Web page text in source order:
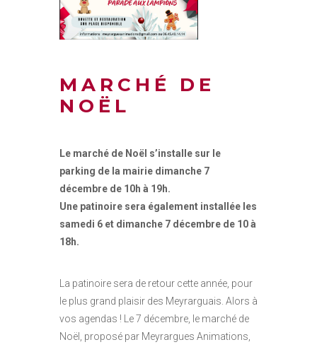
MARCHÉ DE
NOËL
Le marché de Noël s’installe sur le
parking de la mairie dimanche 7
décembre de 10h à 19h.
Une patinoire sera également installée les
samedi 6 et dimanche 7 décembre de 10 à
18h.
La patinoire sera de retour cette année, pour
le plus grand plaisir des Meyrarguais. Alors à
vos agendas ! Le 7 décembre, le marché de
Noël, proposé par Meyrargues Animations,